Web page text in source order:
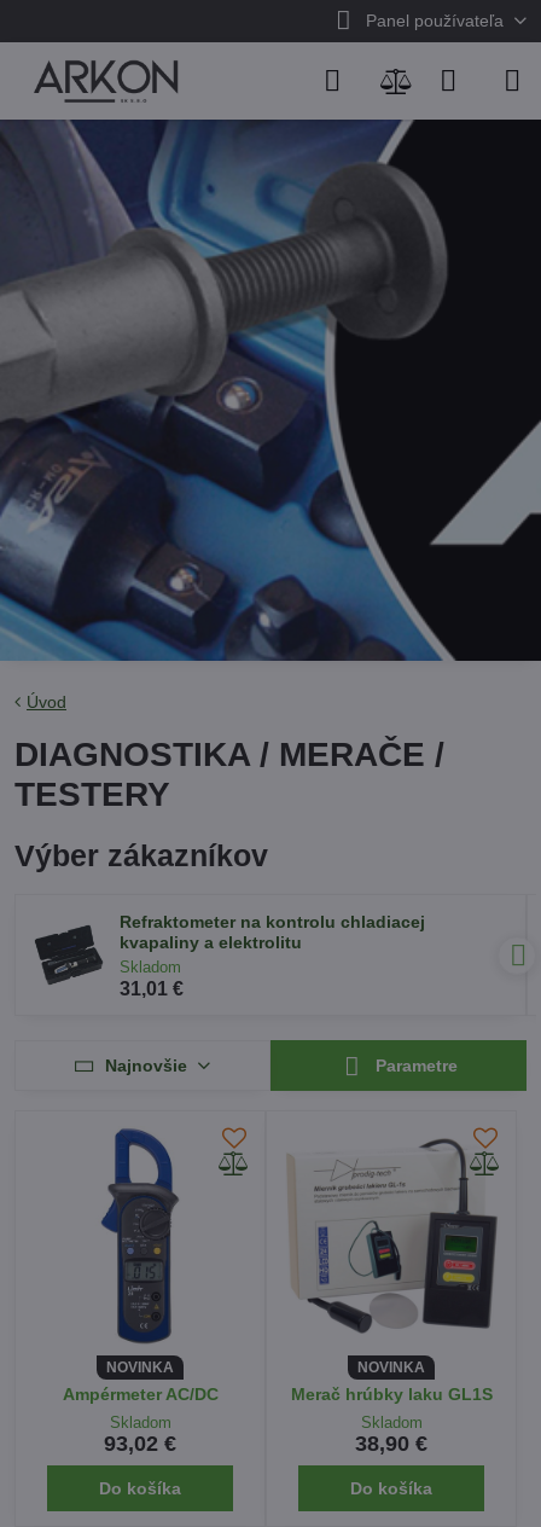
Panel používateľa
Úvod
DIAGNOSTIKA / MERAČE /
TESTERY
Výber zákazníkov
Refraktometer na kontrolu chladiacej
kvapaliny a elektrolitu
Skladom
31,01 €
Najnovšie Parametre
NOVINKA
Ampérmeter AC/DC
Skladom
93,02 €
Do košíka
NOVINKA
Merač hrúbky laku GL1S
Skladom
38,90 €
Do košíka